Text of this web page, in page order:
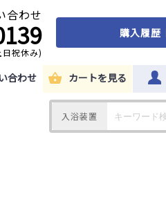
合わせ
祝休み)
購入履歴
合わせ カートを見る
入浴装置